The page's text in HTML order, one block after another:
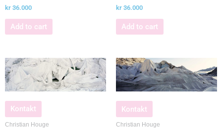
kr 36.000
Add to cart
kr 36.000
Add to cart
Kontakt
Christian Houge
Kontakt
Christian Houge